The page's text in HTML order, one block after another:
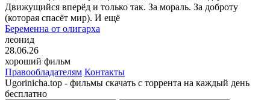
Движущийся вперёд и только так. За мораль. За доброту
(которая спасёт мир). И ещё
Беременна от олигарха
леонид
28.06.26
хороший фильм
Правообладателям Контакты
Ugorinicha.top - фильмы скачать с торрента на каждый день
бесплатно